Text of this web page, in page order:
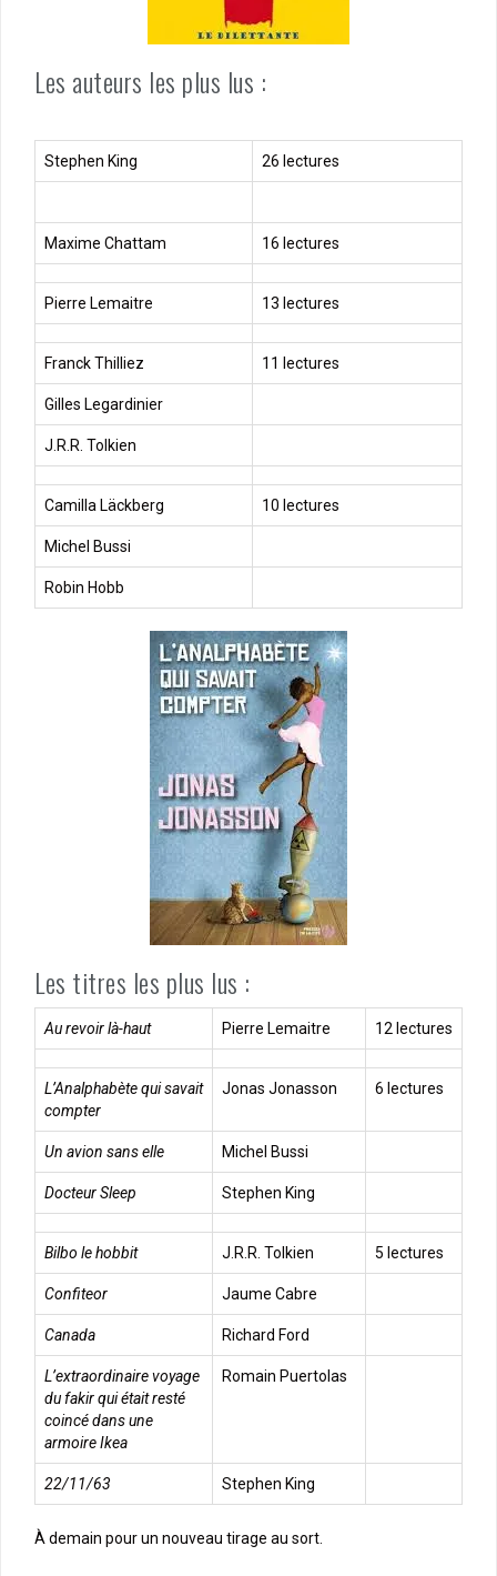
Les auteurs les plus lus :
Stephen King 26 lectures
Maxime Chattam 16 lectures
Pierre Lemaitre 13 lectures
Franck Thilliez 11 lectures
Gilles Legardinier
J.R.R. Tolkien
Camilla Läckberg 10 lectures
Michel Bussi
Robin Hobb
Les titres les plus lus :
Au revoir là-haut Pierre Lemaitre 12 lectures
L’Analphabète qui savait
compter
Jonas Jonasson 6 lectures
Un avion sans elle Michel Bussi
Docteur Sleep Stephen King
Bilbo le hobbit J.R.R. Tolkien 5 lectures
Confiteor Jaume Cabre
Canada Richard Ford
L’extraordinaire voyage
du fakir qui était resté
coincé dans une
armoire Ikea
Romain Puertolas
22/11/63 Stephen King
À demain pour un nouveau tirage au sort.